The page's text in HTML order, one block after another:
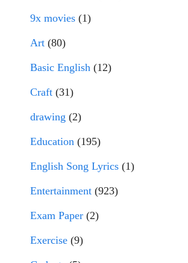
9x movies (1)
Art (80)
Basic English (12)
Craft (31)
drawing (2)
Education (195)
English Song Lyrics (1)
Entertainment (923)
Exam Paper (2)
Exercise (9)